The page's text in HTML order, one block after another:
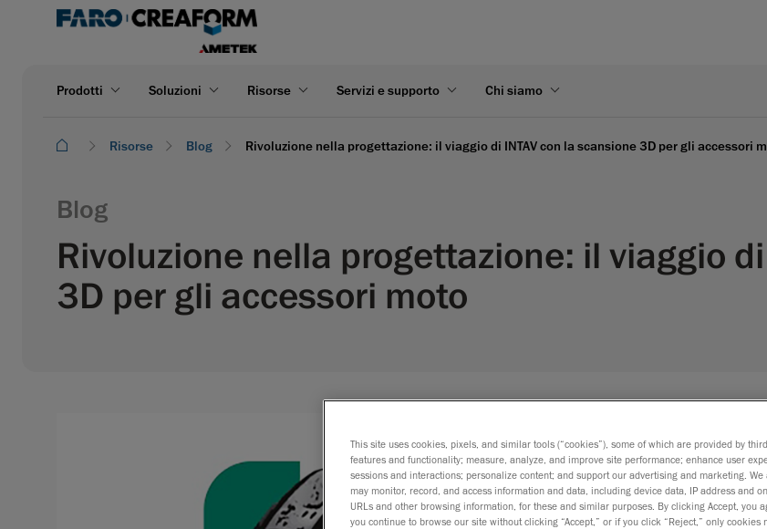
Prodotti Soluzioni Risorse Servizi e supporto Chi siamo
Risorse Blog Rivoluzione nella progettazione: il viaggio di INTAV con la scansione 3D per gli accessori
Blog
Rivoluzione nella progettazione: il viaggio
3D per gli accessori moto
This site uses cookies, pixels, and similar tools (“cookies”), some of which are provided by
features and functionality; measure, analyze, and improve site performance; enhance user
sessions and interactions; personalize content; and support our advertising and marketing.
may monitor, record, and access information and data, including device data, IP address and
URLs and other browsing information, for these and similar purposes. By clicking Accept, you
you continue to browse our site without clicking “Accept,” or if you click “Reject,” only cookies